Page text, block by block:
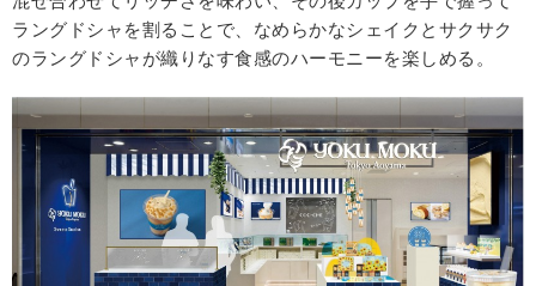
ラングドシャを割ることで、なめらかなシェイクとサクサク
のラングドシャが織りなす食感のハーモニーを楽しめる。